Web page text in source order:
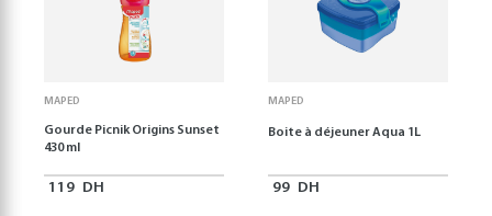
MAPED
Gourde Picnik Origins Sunset
430 ml
119 DH
MAPED
Boite à déjeuner Aqua 1L
99 DH